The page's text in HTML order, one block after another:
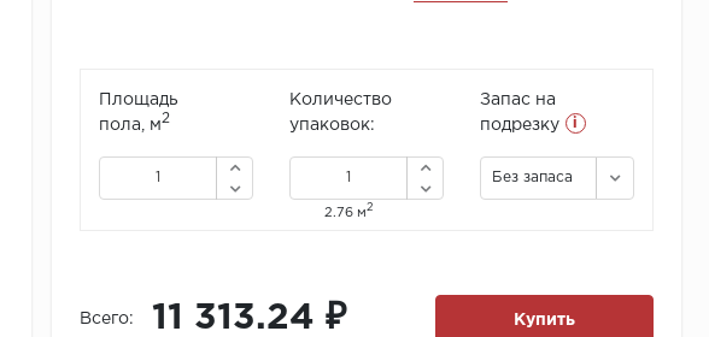
Площадь
пола, м2
Количество
упаковок:
2.76 м2
Запас на
подрезку
i
Без запаса
Всего: 11 313.24 ₽ Купить